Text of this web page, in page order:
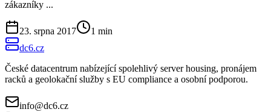
zákazníky ...
23. srpna 2017 1 min
dc6.cz
České datacentrum nabízející spolehlivý server housing, pronájem
racků a geolokační služby s EU compliance a osobní podporou.
info@dc6.cz